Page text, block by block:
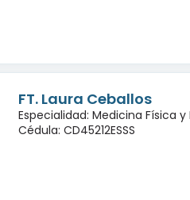
FT. Laura Ceballos
Especialidad: Medicina Física
Cédula: CD45212ESSS